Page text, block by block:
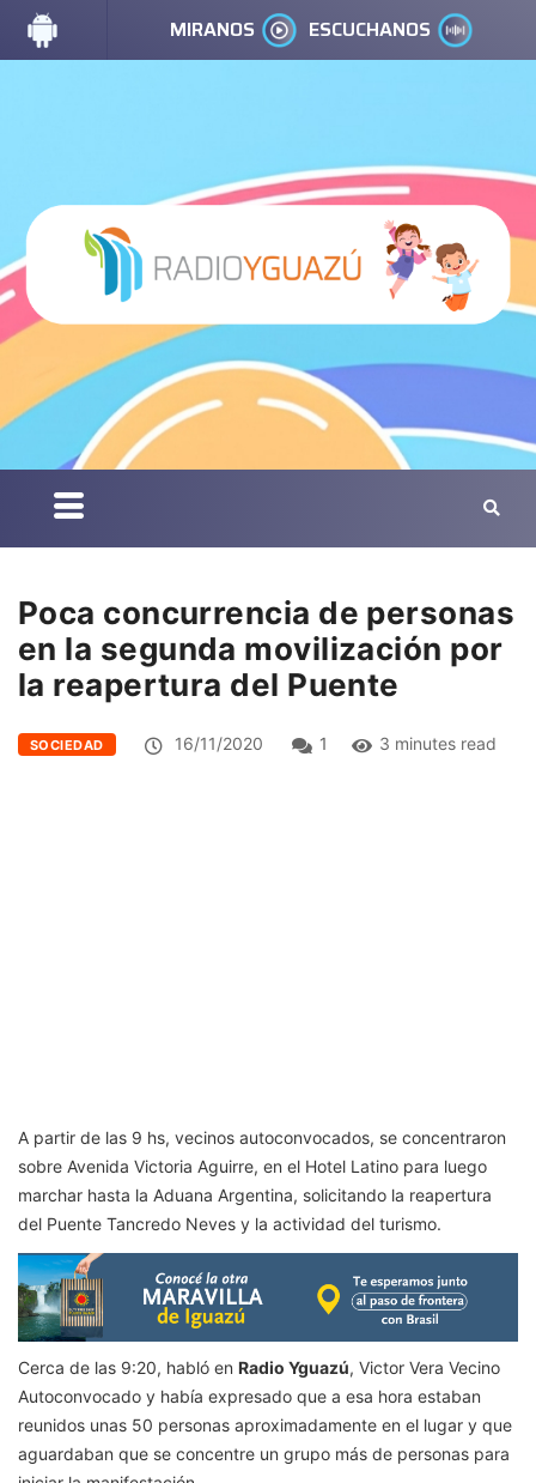
MIRANOS ESCUCHANOS
Poca concurrencia de personas
en la segunda movilización por
la reapertura del Puente
SOCIEDAD 16/11/2020 1 3 minutes read
A partir de las 9 hs, vecinos autoconvocados, se concentraron
sobre Avenida Victoria Aguirre, en el Hotel Latino para luego
marchar hasta la Aduana Argentina, solicitando la reapertura
del Puente Tancredo Neves y la actividad del turismo.
Cerca de las 9:20, habló en Radio Yguazú, Victor Vera Vecino
Autoconvocado y había expresado que a esa hora estaban
reunidos unas 50 personas aproximadamente en el lugar y que
aguardaban que se concentre un grupo más de personas para